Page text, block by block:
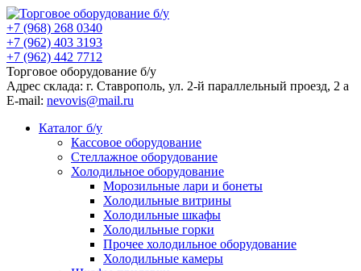
+7 (968) 268 0340
+7 (962) 403 3193
+7 (962) 442 7712
Торговое оборудование б/у
Адрес склада: г. Ставрополь, ул. 2-й параллельный проезд, 2 a
E-mail: nevovis@mail.ru
Каталог б/у
Кассовое оборудование
Стеллажное оборудование
Холодильное оборудование
Морозильные лари и бонеты
Холодильные витрины
Холодильные шкафы
Холодильные горки
Прочее холодильное оборудование
Холодильные камеры